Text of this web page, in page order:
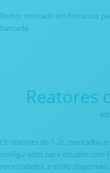
Reator montado em Estrutura
bancada
Reatores
Os reatores de 1-2L montados
configurados para estudos com
necessidades, e estão